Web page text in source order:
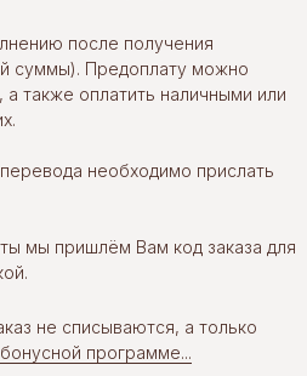
после получения
суммы). Предоплату можно
также оплатить наличными или
необходимо прислать
мы пришлём Вам код заказа для
не списываются, а только
программе...